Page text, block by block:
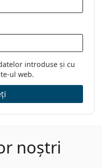
introduse și cu
ul web.
noștri